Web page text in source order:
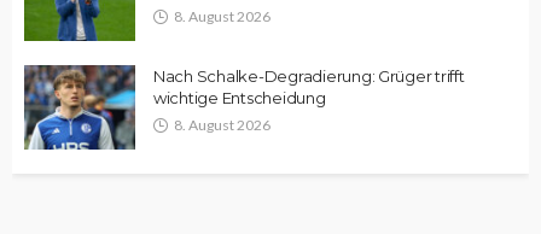
8. August 2026
Nach Schalke-Degradierung: Grüger trifft
wichtige Entscheidung
8. August 2026